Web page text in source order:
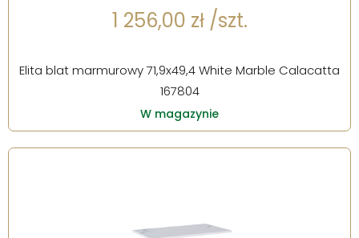
1 256,00 zł /szt.
Elita blat marmurowy 71,9x49,4 White Marble Calacatta
167804
W magazynie